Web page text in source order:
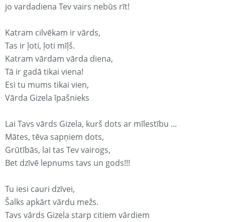
jo vardadiena Tev vairs nebūs rīt!
Katram cilvēkam ir vārds,
Tas ir ļoti, ļoti mīļš.
Katram vārdam vārda diena,
Tā ir gadā tikai viena!
Esi tu mums tikai vien,
Vārda Gizela īpašnieks
Lai Tavs vārds Gizela, kurš dots ar mīlestību ...
Mātes, tēva sapņiem dots,
Grūtībās, lai tas Tev vairogs,
Bet dzīvē lepnums tavs un gods!!!
Tu iesi cauri dzīvei,
Šalks apkārt vārdu mežs.
Tavs vārds Gizela starp citiem vārdiem